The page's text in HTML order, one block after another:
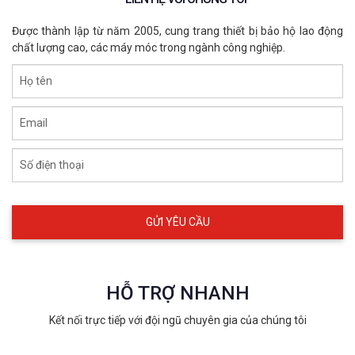
4.2 Tình huống ứng dụng
- Xử lý tràn dầu, hóa chất, dung môi
- Ứng cứu sự cố khẩn cấp trong sản xuất
- Kiểm soát ô nhiễm do hóa chất phát tán
Được thành lập từ năm 2005, cung trang thiết bị bảo hộ lao động
chất lượng cao, các máy móc trong ngành công nghiệp.
Họ tên
Email
Số điện thoại
HỖ TRỢ NHANH
Kết nối trực tiếp với đội ngũ chuyên gia của chúng tôi